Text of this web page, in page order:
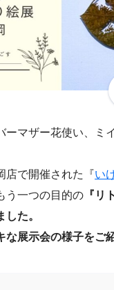
ーマザー花使い、ミ
店で開催された『い
う一つの目的の 『リ
た。
な展示会の様子をご